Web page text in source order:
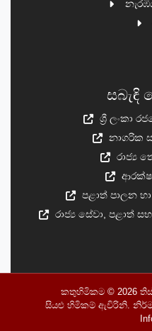
සබැඳි
ශ්‍රී ලංකා
නාගරික
රාජ්‍ය
පළාත් පාලන හා
රාජ්‍ය සේවා, පළාත්
කතුහිමිකම © 2026
සියළු හිමිකම් ඇවිරිනි.